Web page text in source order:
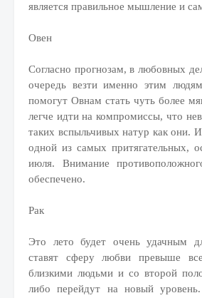
является правильное мышление и
Овен
Согласно прогнозам, в любовных
очередь везти именно этим
помогут Овнам стать чуть более
легче идти на компромиссы, что
таких вспыльчивых натур как они.
одной из самых притягательных,
июля. Внимание
обеспечено.
Рак
Это лето будет очень удачным
ставят сферу любви превыше
близкими людьми и со второй
либо перейдут на новый